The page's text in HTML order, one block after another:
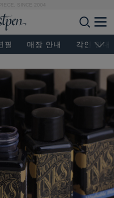
SINCE 2004
필 매장 안내 각인 안내